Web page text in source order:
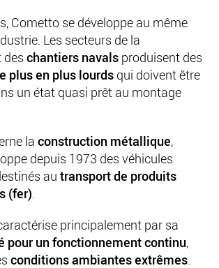
Cometto se développe au même
Les secteurs de la
des chantiers navals produisent des
plus en plus lourds qui doivent être
un état quasi prêt au montage
la construction métallique,
depuis 1973 des véhicules
au transport de produits
(fer)
principalement par sa
pour un fonctionnement continu,
conditions ambiantes extrêmes